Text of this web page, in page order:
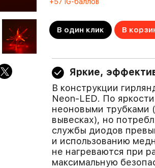
В один клик В
Яркие,
В конструкции
Neon-LED. По
неоновыми трубками
вывесках), но
службы диодов
и использованию
не нагреваются при
максимальную